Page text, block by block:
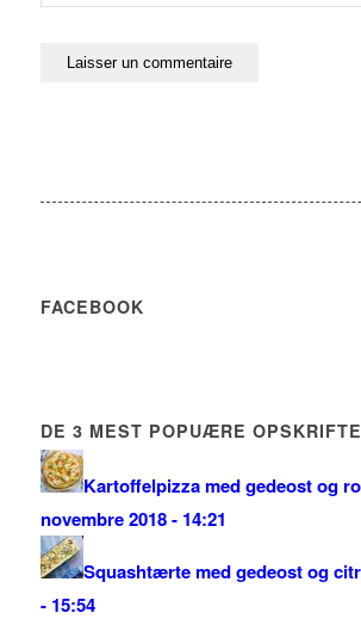
FACEBOOK
DE 3 MEST POPUÆRE
Kartoffelpizza med gedeost og
novembre 2018 - 14:21
Squashtærte med gedeost og
- 15:54